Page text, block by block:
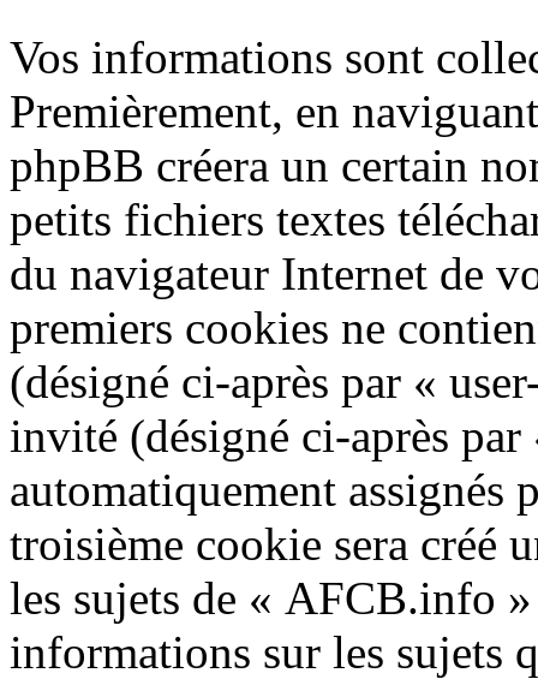
Vos informations sont
Premièrement, en
phpBB créera un certain
petits fichiers textes
du navigateur Internet de
premiers cookies ne
(désigné ci-après par «
invité (désigné ci-après
automatiquement
troisième cookie sera créé
les sujets de « AFCB.info
informations sur les sujets